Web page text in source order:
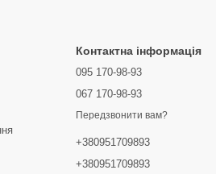
Контактна інформація
095 170-98-93
067 170-98-93
Передзвонити вам?
+380951709893
+380951709893